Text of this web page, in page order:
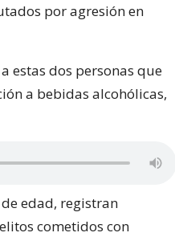
por agresión en
estas dos personas que
a bebidas alcohólicas,
edad, registran
cometidos con